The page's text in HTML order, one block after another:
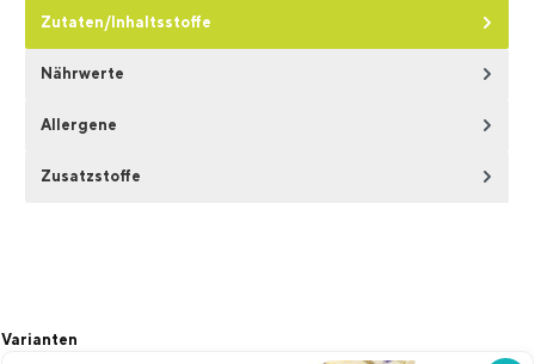
Zutaten/Inhaltsstoffe
Nährwerte
Allergene
Zusatzstoffe
Produktgalerie überspringen
Varianten